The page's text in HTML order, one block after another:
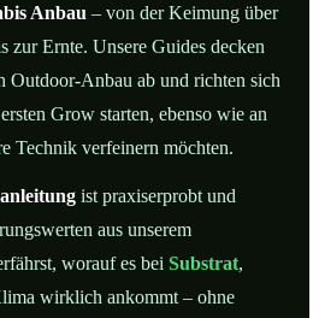
Anbau – von der Keimung über
zur Ernte. Unsere Guides decken
Outdoor-Anbau ab und richten sich
Grow starten, ebenso wie an
Technik verfeinern möchten.
ist praxiserprobt und
aus unserem
worauf es bei Substrat,
wirklich ankommt – ohne